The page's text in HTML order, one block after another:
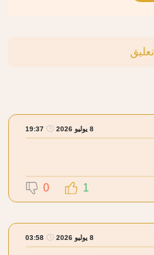
8 يوليو 2026 19:37
1
0
8 يوليو 2026 03:58